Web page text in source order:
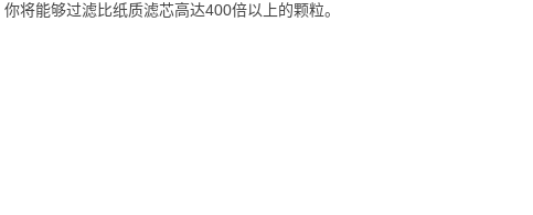
将能够过滤比纸质滤芯高达400倍以上的颗粒。